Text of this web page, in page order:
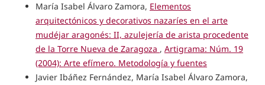
María Isabel Álvaro Zamora, Elementos
arquitectónicos y decorativos nazaríes en el arte
mudéjar aragonés: II, azulejería de arista procedente
de la Torre Nueva de Zaragoza , Artigrama: Núm. 19
(2004): Arte efímero. Metodología y fuentes
Javier Ibáñez Fernández, María Isabel Álvaro Zamora,